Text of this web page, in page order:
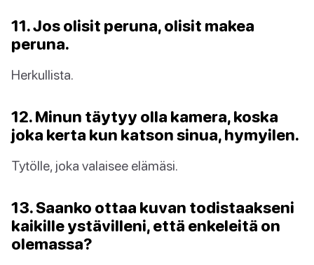
11. Jos olisit peruna, olisit makea
peruna.
Herkullista.
12. Minun täytyy olla kamera, koska
joka kerta kun katson sinua, hymyilen.
Tytölle, joka valaisee elämäsi.
13. Saanko ottaa kuvan todistaakseni
kaikille ystävilleni, että enkeleitä on
olemassa?